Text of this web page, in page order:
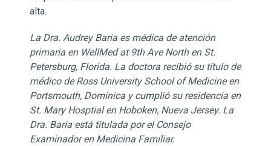
alta.
La Dra. Audrey Baria es médica de atención
primaria en WellMed at 9th Ave North en St.
Petersburg, Florida. La doctora recibió su título de
médico de Ross University School of Medicine en
Portsmouth, Dominica y cumplió su residencia en
St. Mary Hosptial en Hoboken, Nueva Jersey. La
Dra. Baria está titulada por el Consejo
Examinador en Medicina Familiar.